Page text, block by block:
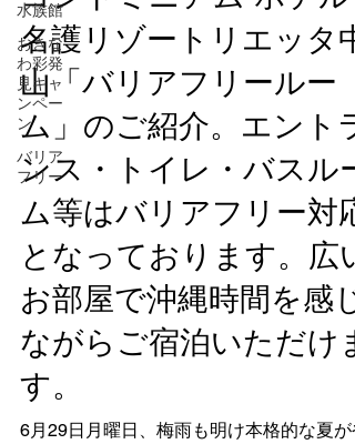
水族館
おきな
わ彩発
見キャ
ンペー
ン
バリア
フリー
コンドミニアム ホテル
名護リゾートリエッタ中
山「バリアフリールー
ム」のご紹介。エントラ
ンス・トイレ・バスルー
ム等はバリアフリー対応
となっております。広い
お部屋で沖縄時間を感じ
ながらご宿泊いただけま
す。